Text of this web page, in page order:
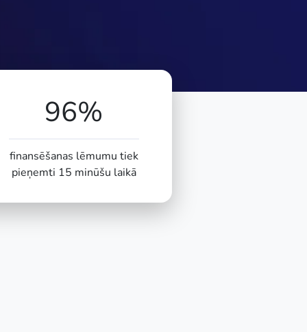
96%
finansēšanas lēmumu tiek
pieņemti 15 minūšu laikā